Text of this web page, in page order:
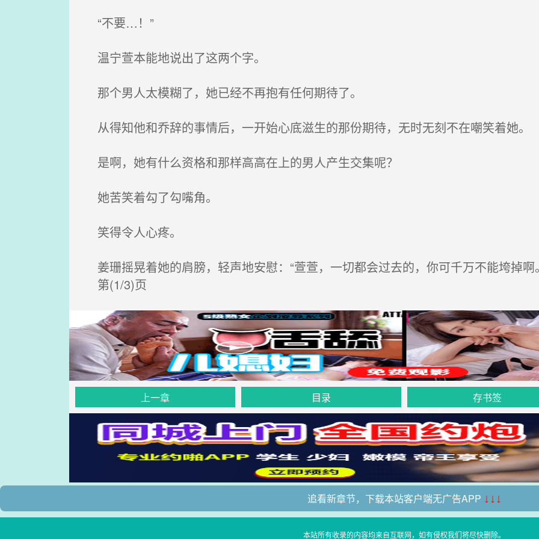
“不要…！”
温宁萱本能地说出了这两个字。
那个男人太模糊了，她已经不再抱有任何期待了。
从得知他和乔辞的事情后，一开始心底滋生的那份期待，无时无刻不在嘲笑着她。
是啊，她有什么资格和那样高高在上的男人产生交集呢？
她苦笑着勾了勾嘴角。
笑得令人心疼。
姜珊摇晃着她的肩膀，轻声地安慰：“萱萱，一切都会过去的，你可千万不能垮掉啊
第(1/3)页
上一章 目录 存书签
追看新章节，下载本站客户端无广告APP ↓↓↓
本站所有收录的内容均来自互联网，如有侵权我们将尽快删除。